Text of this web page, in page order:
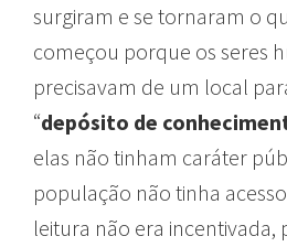
surgiram e se tornaram o
começou porque os seres
precisavam de um local
“depósito de
elas não tinham caráter
população não tinha
leitura não era incentivada,